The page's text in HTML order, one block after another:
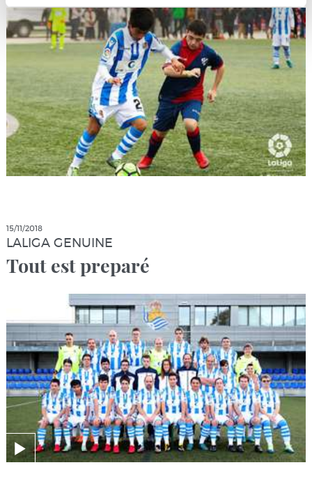
15/11/2018
LALIGA GENUINE
Tout est preparé